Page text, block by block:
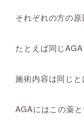
それぞれの方の原
たとえば同じ
施術内容は同じと
AGAにはこの薬と